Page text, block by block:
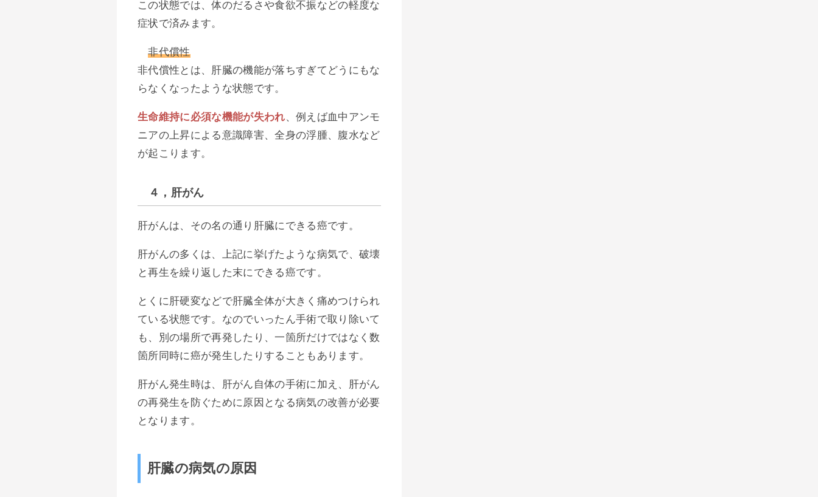
この状態では、体のだるさや食欲不振などの軽度な
症状で済みます。
非代償性
非代償性とは、肝臓の機能が落ちすぎてどうにもな
らなくなったような状態です。
生命維持に必須な機能が失われ、例えば血中アンモ
ニアの上昇による意識障害、全身の浮腫、腹水など
が起こります。
４，肝がん
肝がんは、その名の通り肝臓にできる癌です。
肝がんの多くは、上記に挙げたような病気で、破壊
と再生を繰り返した末にできる癌です。
とくに肝硬変などで肝臓全体が大きく痛めつけられ
ている状態です。なのでいったん手術で取り除いて
も、別の場所で再発したり、一箇所だけではなく数
箇所同時に癌が発生したりすることもあります。
肝がん発生時は、肝がん自体の手術に加え、肝がん
の再発生を防ぐために原因となる病気の改善が必要
となります。
肝臓の病気の原因